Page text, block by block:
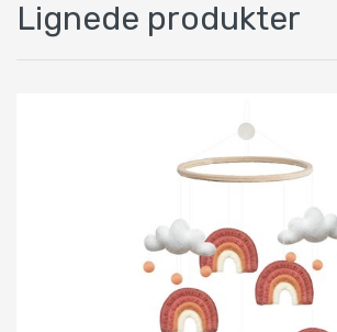
Lignede produkter